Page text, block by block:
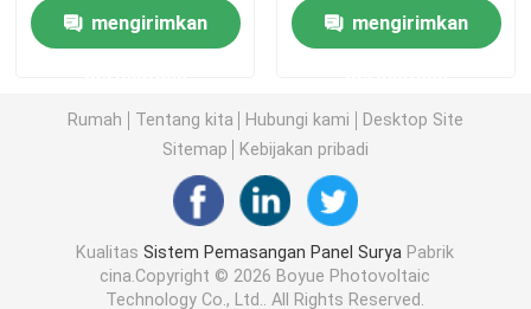
Kit Sambungan Rel
Dudukan Miring Panel Surya
Kait Atap Surya
mengirimkan
mengirimkan
Rumah Tentang kita Hubungi kami
Desktop Site
Sitemap
Kebijakan pribadi
KualitasSistem Pemasangan Panel Surya Pabrik
cina.Copyright © 2026 Boyue Photovoltaic
Technology Co., Ltd.. All Rights Reserved.